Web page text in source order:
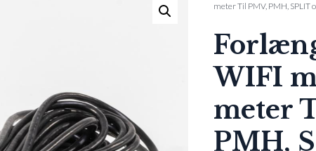
meter Til PMV, PMH, SPLIT
WIFI
meter
PMH,